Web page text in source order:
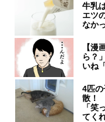
牛乳
エツ
なか
【漫
ら？
いね
4匹
散！
「笑
てく